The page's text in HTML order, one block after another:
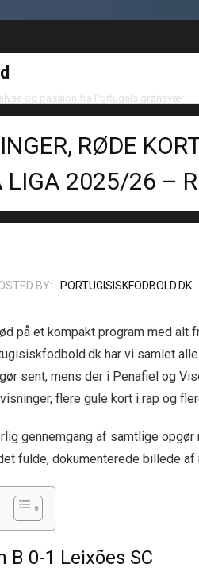
og passion fra Portugals grønsvær
RØDE
LIGA 2025/26 –
BY: PORTUGISISKFODBOLD.DK
på et kompakt program med
har vi samlet
sent, mens der i Penafiel og
flere gule kort i rap og
gennemgang af samtlige
fulde, dokumenterede billede af
0-1 Leixões SC